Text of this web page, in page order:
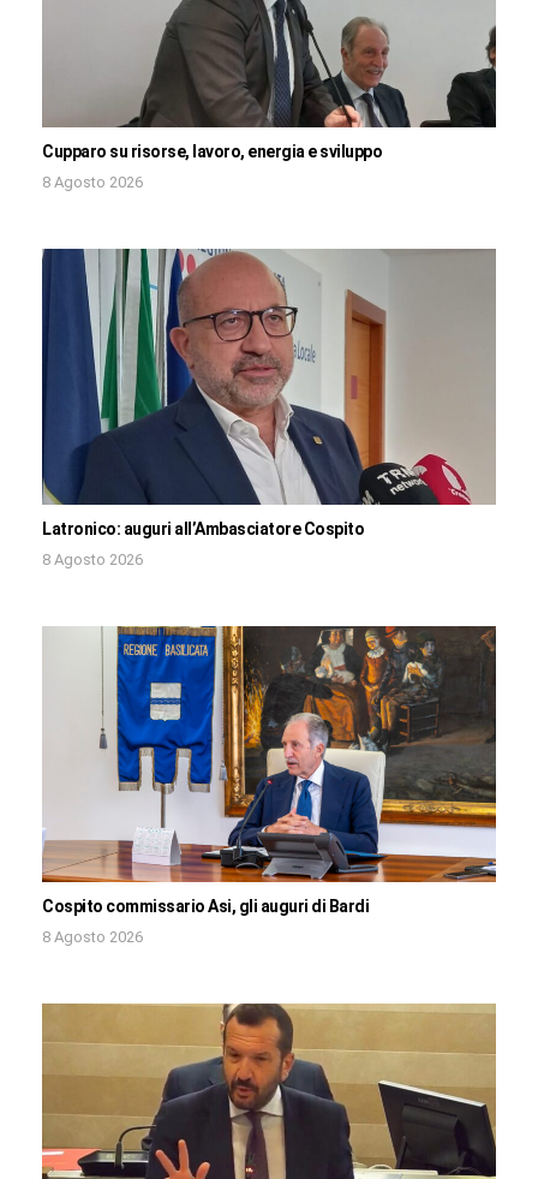
Cupparo su risorse, lavoro, energia e sviluppo
8 Agosto 2026
Latronico: auguri all’Ambasciatore Cospito
8 Agosto 2026
Cospito commissario Asi, gli auguri di Bardi
8 Agosto 2026